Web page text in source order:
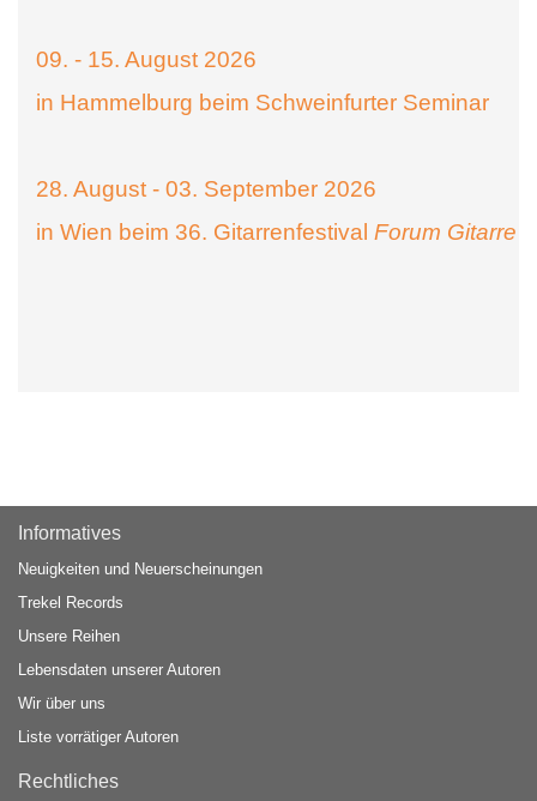
09. - 15. August 2026
in Hammelburg beim Schweinfurter Seminar
28. August - 03. September 2026
in Wien beim 36. Gitarrenfestival Forum Gitarre
Informatives
Neuigkeiten und Neuerscheinungen
Trekel Records
Unsere Reihen
Lebensdaten unserer Autoren
Wir über uns
Liste vorrätiger Autoren
Rechtliches